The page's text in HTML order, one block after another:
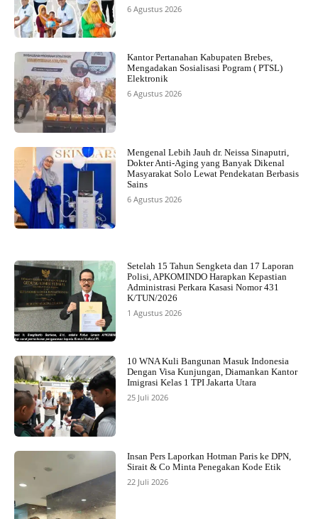
6 Agustus 2026
Kantor Pertanahan Kabupaten Brebes,
Mengadakan Sosialisasi Pogram ( PTSL)
Elektronik
6 Agustus 2026
Mengenal Lebih Jauh dr. Neissa Sinaputri,
Dokter Anti-Aging yang Banyak Dikenal
Masyarakat Solo Lewat Pendekatan Berbasis
Sains
6 Agustus 2026
Setelah 15 Tahun Sengketa dan 17 Laporan
Polisi, APKOMINDO Harapkan Kepastian
Administrasi Perkara Kasasi Nomor 431
K/TUN/2026
1 Agustus 2026
10 WNA Kuli Bangunan Masuk Indonesia
Dengan Visa Kunjungan, Diamankan Kantor
Imigrasi Kelas 1 TPI Jakarta Utara
25 Juli 2026
Insan Pers Laporkan Hotman Paris ke DPN,
Sirait & Co Minta Penegakan Kode Etik
22 Juli 2026